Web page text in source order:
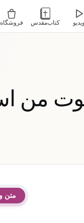
ویدیو کتاب‌مقدس فروشگاه
من
متن